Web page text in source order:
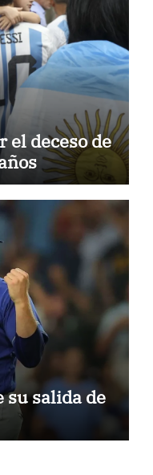
el deceso de
su salida de